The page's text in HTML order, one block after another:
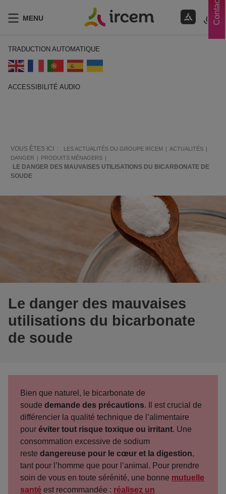
Contacts
MENU
TRADUCTION AUTOMATIQUE
ACCESSIBILITÉ AUDIO
VOUS ÊTES ICI : LES ACTUALITÉS DU GROUPE IRCEM
ACTUALITÉS
DANGER
PRODUITS MÉNAGERS
LE DANGER DES MAUVAISES UTILISATIONS DU BICARBONATE DE
SOUDE
Le danger des mauvaises
utilisations du bicarbonate
de soude
Bien que naturel, le bicarbonate de
soude demande des précautions. Il est crucial de
différencier la qualité technique de l’alimentaire
pour éviter tout risque toxique ou irritant. Une
consommation excessive de sodium
reste dangereuse pour le cœur et la digestion,
tant pour l’homme que pour l’animal. Pour prendre
soin de vous en toute sérénité, une bonne mutuelle
santé est recommandée : réalisez un